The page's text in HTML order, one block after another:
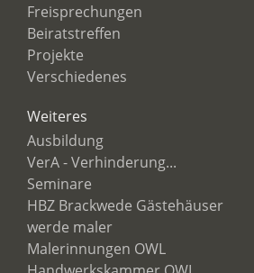
Freisprechungen
Beiratstreffen
Projekte
Verschiedenes
Weiteres
Ausbildung
VerA - Verhinderung...
Seminare
HBZ Brackwede Gästehäuser
werde maler
Malerinnungen OWL